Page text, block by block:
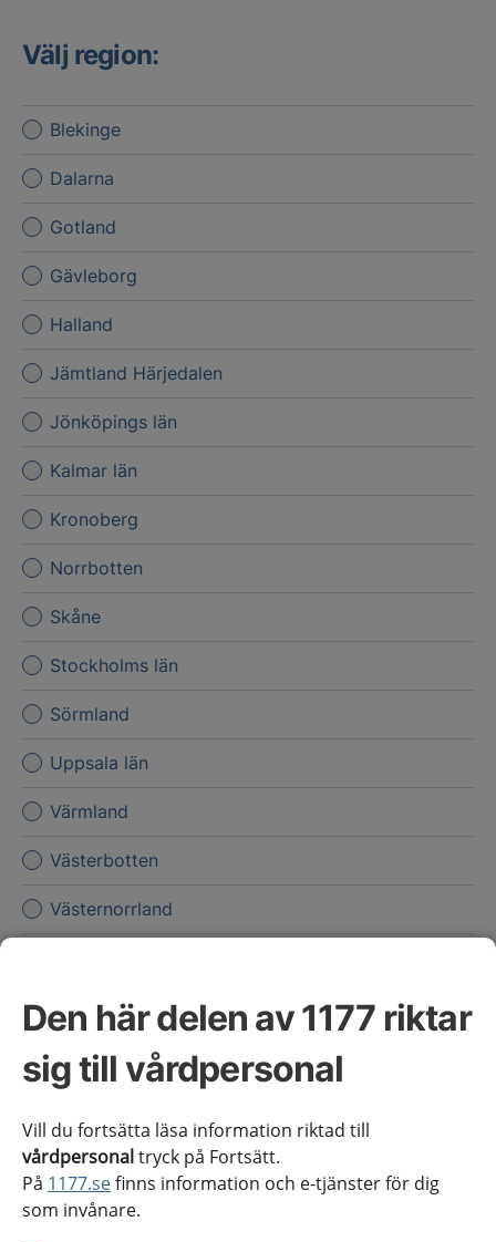
Den här delen av 1177 riktar
sig till vårdpersonal
Vill du fortsätta läsa information riktad till
vårdpersonaltryck på Fortsätt.
På 1177.sefinns information och e-tjänster för dig
som invånare.
Välj region:
Blekinge
Dalarna
Gotland
Gävleborg
Halland
Jämtland Härjedalen
Jönköpings län
Kalmar län
Kronoberg
Norrbotten
Skåne
Stockholms län
Sörmland
Uppsala län
Värmland
Västerbotten
Västernorrland
Västra Götaland
Örebro län
Jag vill inte se någon regional information
Obs! Detta val innebär att du inte ser regionalt innehåll
och viktig information som gäller just din region.